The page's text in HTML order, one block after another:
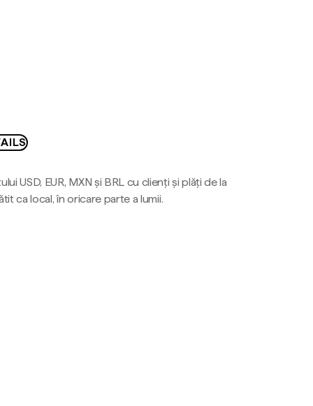
USD, EUR, MXN și BRL cu clienți și plăți de la
ca local, în oricare parte a lumii.